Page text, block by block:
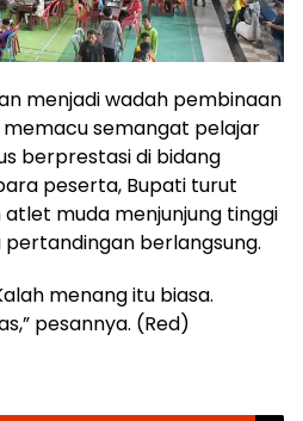
menjadi wadah pembinaan
memacu semangat pelajar
berprestasi di bidang
peserta, Bupati turut
muda menjunjung tinggi
berlangsung.
menang itu biasa.
pesannya. (Red)